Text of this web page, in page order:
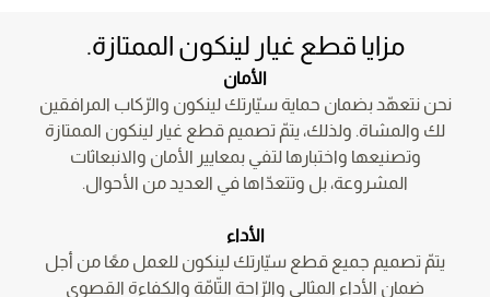
مزايا قطع غيار لينكون الممتازة.
الأمان
نحن نتعهّد بضمان حماية سيّارتك لينكون والرّكاب المرافقين
لك والمشاة. ولذلك، يتمّ تصميم قطع غيار لينكون الممتازة
وتصنيعها واختبارها لتفي بمعايير الأمان والانبعاثات
المشروعة، بل وتتعدّاها في العديد من الأحوال.
الأداء
يتمّ تصميم جميع قطع سيّارتك لينكون للعمل معًا من أجل
ضمان الأداء المثالي والرّاحة التّامّة والكفاءة القصوى